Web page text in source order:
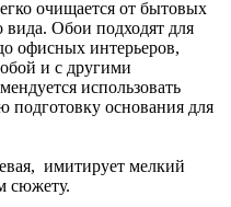
очищается от бытовых
вида. Обои подходят для
интерьеров,
и с другими
использовать
подготовку основания для
имитирует мелкий
сюжету.